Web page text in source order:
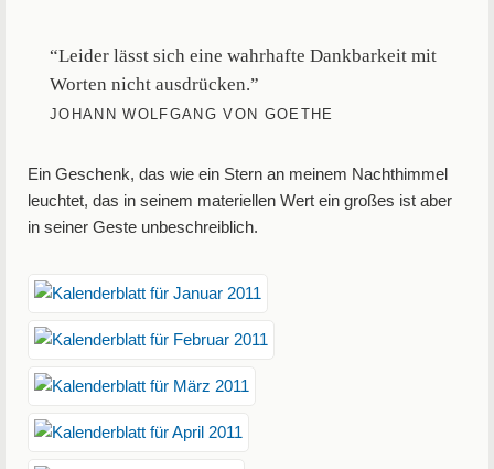
“Leider lässt sich eine wahrhafte Dankbarkeit mit
Worten nicht ausdrücken.”
JOHANN WOLFGANG VON GOETHE
Ein Geschenk, das wie ein Stern an meinem Nachthimmel
leuchtet, das in seinem materiellen Wert ein großes ist aber
in seiner Geste unbeschreiblich.